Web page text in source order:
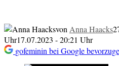
von Anna Haacks
Uhr17.07.2023 - 20:21 Uhr
gofeminin bei Google